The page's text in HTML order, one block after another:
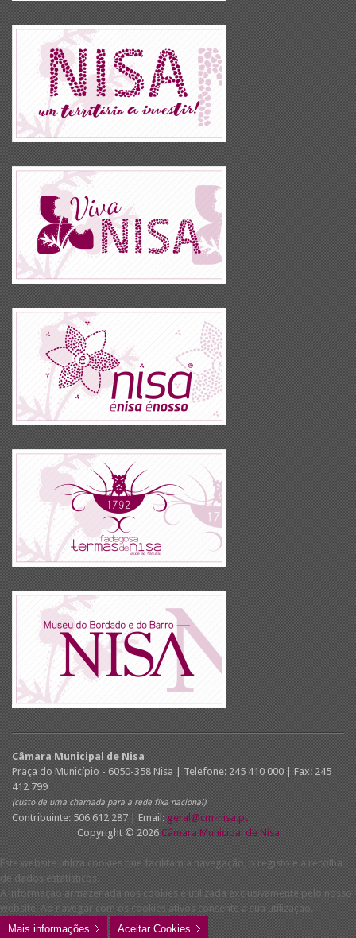
Câmara Municipal de Nisa
Praça do Município - 6050-358 Nisa | Telefone: 245 410 000 | Fax: 245
412 799
(custo de uma chamada para a rede fixa nacional)
Contribuinte: 506 612 287 | Email: geral@cm-nisa.pt
Copyright © 2026 Câmara Municipal de Nisa
Este website utiliza cookies que facilitam a navegação, o registo e a recolha
de dados estatísticos.
A informação armazenada nos cookies é utilizada exclusivamente pelo nosso
website. Ao navegar com os cookies ativos consente a sua utilização.
Mais informações
Aceitar Cookies